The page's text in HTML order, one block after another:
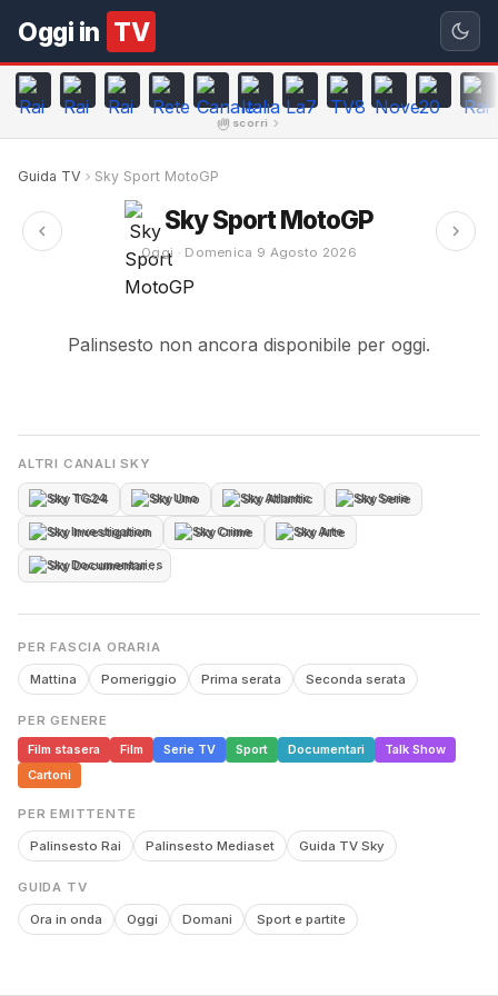
Oggi in TV
scorri
Guida TV Sky Sport MotoGP
Sky Sport MotoGP
Oggi · Domenica 9 Agosto 2026
Palinsesto non ancora disponibile per oggi.
ALTRI CANALI SKY
Sky TG24 Sky Uno Sky Atlantic Sky Serie
Sky Investigation Sky Crime Sky Arte
Sky Documentaries
PER FASCIA ORARIA
Mattina Pomeriggio Prima serata Seconda serata
PER GENERE
Film stasera
Film Serie TV Sport Documentari
Talk Show
Cartoni
PER EMITTENTE
Palinsesto Rai Palinsesto Mediaset Guida TV Sky
GUIDA TV
Ora in onda Oggi Domani Sport e partite